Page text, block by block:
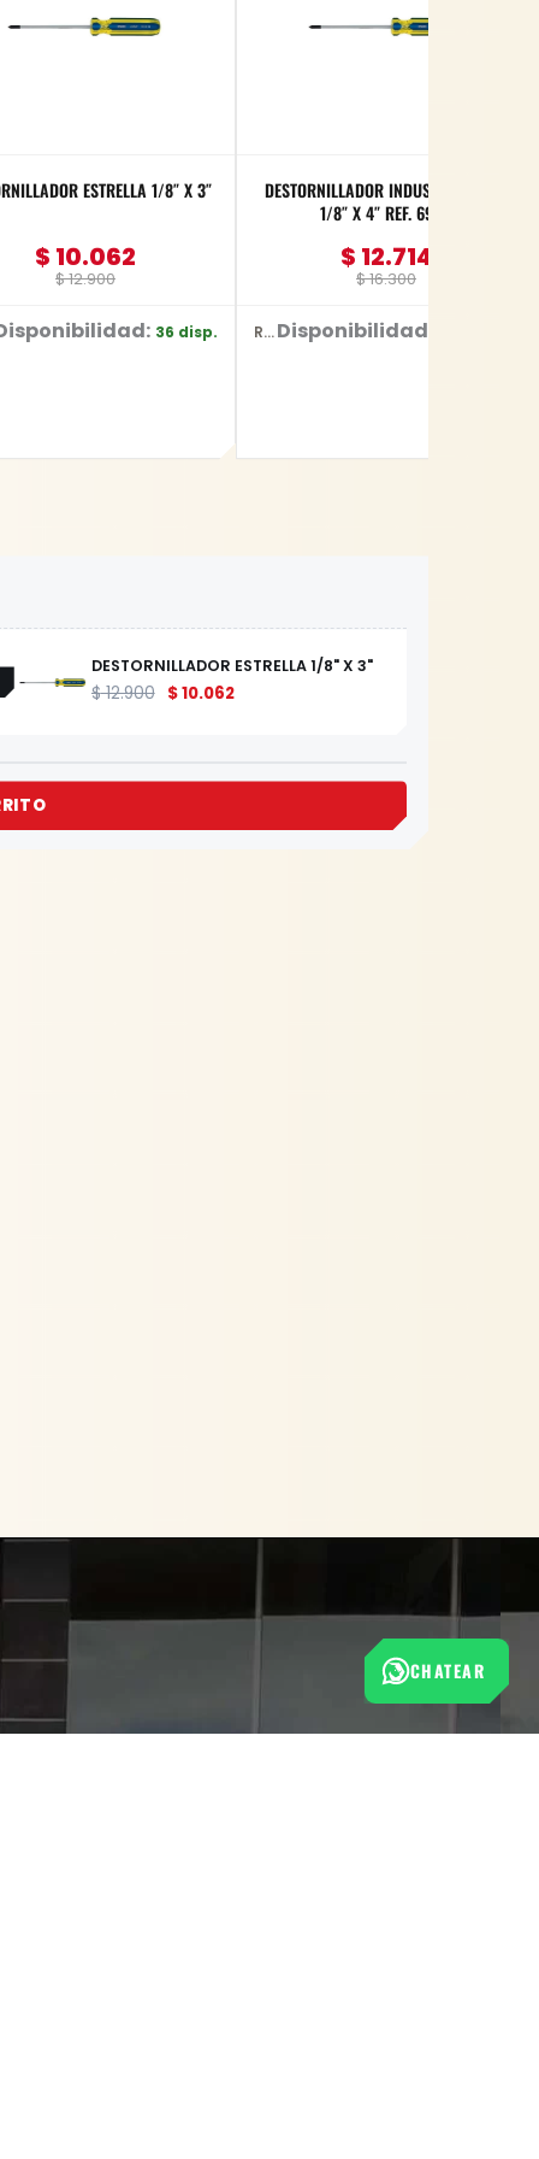
ESTRELLA 1/8″ X 3″
$12.900
$ 10.062
36 disp.
DESTORNILLADOR INDUST. ESTRELLA
1/8″ X 4″ REF. 69177
$16.300
$ 12.714
Ref: 69177 - 1/8" X 4"Disponibilidad:
DESTORNILLADOR ESTRELLA 1/8" X 3"
$12.900 $10.062
CHATEAR